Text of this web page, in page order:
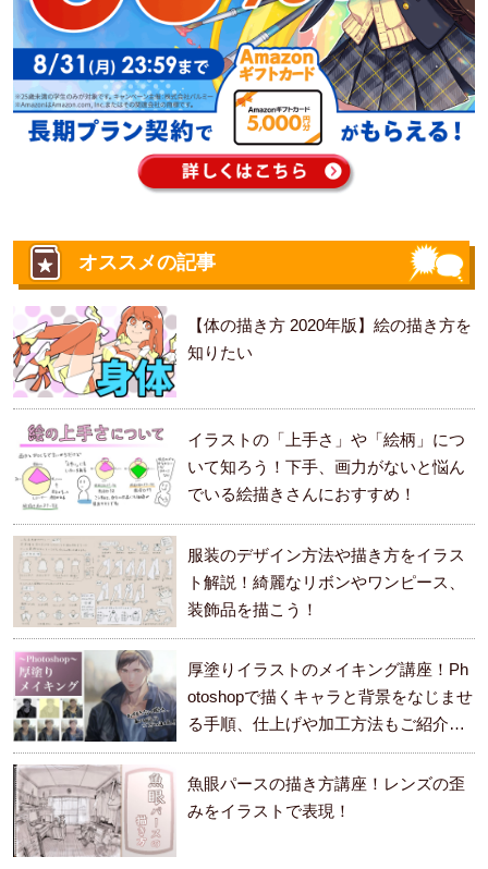
オススメの記事
【体の描き方 2020年版】絵の描き方を
知りたい
イラストの「上手さ」や「絵柄」につ
いて知ろう！下手、画力がないと悩ん
でいる絵描きさんにおすすめ！
服装のデザイン方法や描き方をイラス
ト解説！綺麗なリボンやワンピース、
装飾品を描こう！
厚塗りイラストのメイキング講座！Ph
otoshopで描くキャラと背景をなじませ
る手順、仕上げや加工方法もご紹介し
ます。
魚眼パースの描き方講座！レンズの歪
みをイラストで表現！